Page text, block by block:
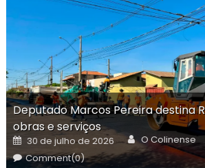
Deputado Marcos Pereira destina
obras e serviços
Posted
on
30 de julho de 2026 Author
O Colinense
Comment(0)